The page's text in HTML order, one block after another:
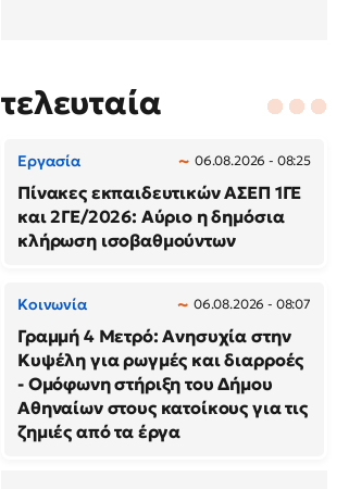
τελευταία
Εργασία 06.08.2026 - 08:25
Πίνακες εκπαιδευτικών ΑΣΕΠ 1ΓΕ
και 2ΓΕ/2026: Αύριο η δημόσια
κλήρωση ισοβαθμούντων
Κοινωνία 06.08.2026 - 08:07
Γραμμή 4 Μετρό: Ανησυχία στην
Κυψέλη για ρωγμές και διαρροές
- Ομόφωνη στήριξη του Δήμου
Αθηναίων στους κατοίκους για τις
ζημιές από τα έργα